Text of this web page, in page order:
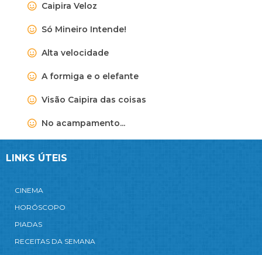
Caipira Veloz
Só Mineiro Intende!
Alta velocidade
A formiga e o elefante
Visão Caipira das coisas
No acampamento...
LINKS ÚTEIS
CINEMA
HORÓSCOPO
PIADAS
RECEITAS DA SEMANA